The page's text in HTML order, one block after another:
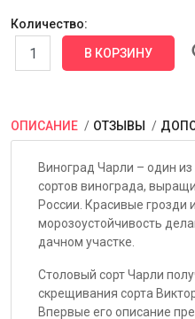
Количество:
ОПИСАНИЕ ОТЗЫВЫ
Виноград Чарли – один
сортов винограда,
России. Красивые грозди
морозоустойчивость
дачном участке.
Столовый сорт Чарли
скрещивания сорта
Впервые его описание